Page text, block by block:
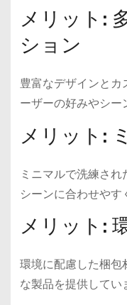
メリット:
ション
豊富なデザインと
ーザーの好みやシー
メリット:
ミニマルで洗練さ
シーンに合わせやす
メリット:
環境に配慮した梱
な製品を提供してい